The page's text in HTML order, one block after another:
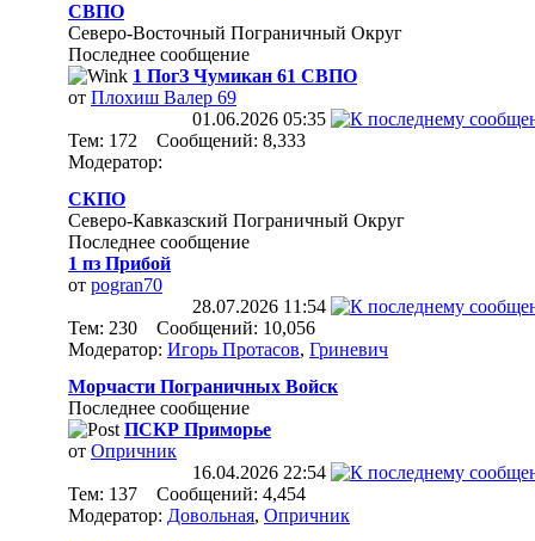
СВПО
Северо-Восточный Пограничный Округ
Последнее сообщение
1 ПогЗ Чумикан 61 СВПО
от Плохиш Валер 69
01.06.2026 05:35
Тем: 172 Сообщений: 8,333
Модератор:
СКПО
Северо-Кавказский Пограничный Округ
Последнее сообщение
1 пз Прибой
от pogran70
28.07.2026 11:54
Тем: 230 Сообщений: 10,056
Модератор: Игорь Протасов, Гриневич
Морчасти Пограничных Войск
Последнее сообщение
ПСКР Приморье
от Опричник
16.04.2026 22:54
Тем: 137 Сообщений: 4,454
Модератор: Довольная, Опричник